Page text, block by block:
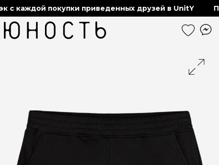
с каждой покупки приведенных друзей в UnitY